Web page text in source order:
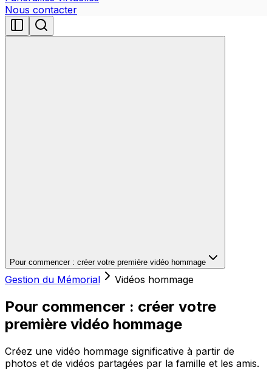
Nous contacter
Pour commencer : créer votre première vidéo hommage
Gestion du Mémorial Vidéos hommage
Pour commencer : créer votre
première vidéo hommage
Créez une vidéo hommage significative à partir de
photos et de vidéos partagées par la famille et les amis.